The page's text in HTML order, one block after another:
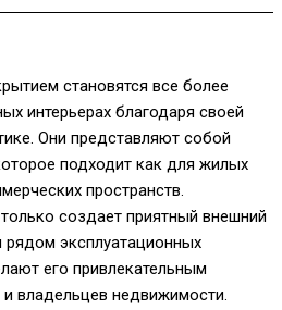
становятся все более
интерьерах благодаря своей
Они представляют собой
подходит как для жилых
пространств.
создает приятный внешний
эксплуатационных
его привлекательным
владельцев недвижимости.